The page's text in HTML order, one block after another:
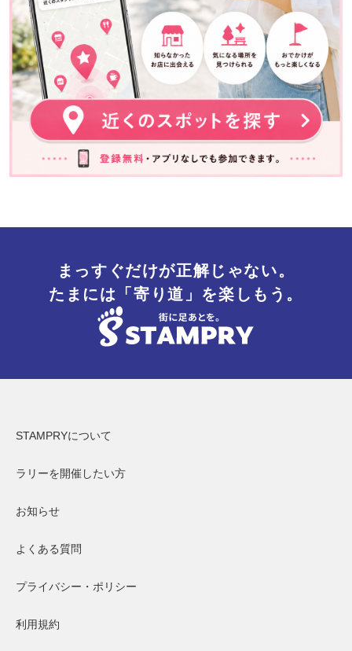
まっすぐだけが正解じゃない。
たまには「寄り道」を楽しもう。
STAMPRYについて
ラリーを開催したい方
お知らせ
よくある質問
プライバシー・ポリシー
利用規約